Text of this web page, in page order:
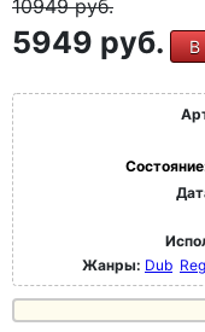
10949руб.
5949 руб. В
Жанры: Dub